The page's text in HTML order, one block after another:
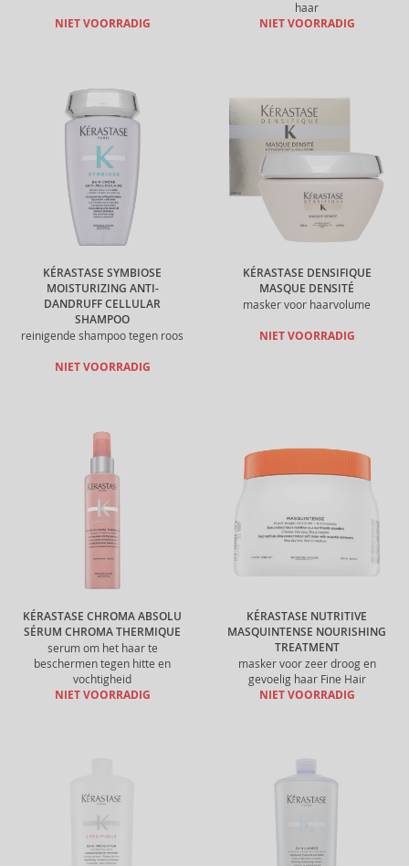
NIET VOORRADIG
haar
NIET VOORRADIG
KÉRASTASE SYMBIOSE
MOISTURIZING ANTI-
DANDRUFF CELLULAR
SHAMPOO
reinigende shampoo tegen roos
NIET VOORRADIG
KÉRASTASE DENSIFIQUE
MASQUE DENSITÉ
masker voor haarvolume
NIET VOORRADIG
KÉRASTASE CHROMA ABSOLU
SÉRUM CHROMA THERMIQUE
serum om het haar te
beschermen tegen hitte en
vochtigheid
NIET VOORRADIG
KÉRASTASE NUTRITIVE
MASQUINTENSE NOURISHING
TREATMENT
masker voor zeer droog en
gevoelig haar Fine Hair
NIET VOORRADIG